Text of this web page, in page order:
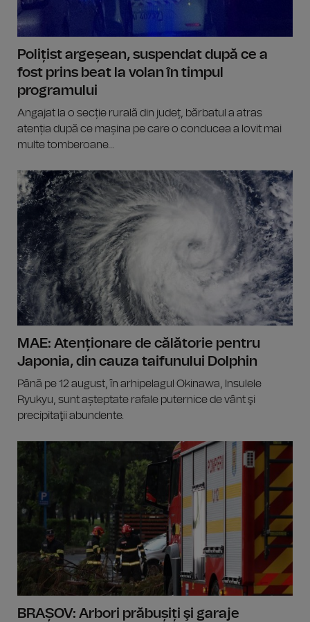
Polițist argeșean, suspendat după ce a
fost prins beat la volan în timpul
programului
Angajat la o secție rurală din județ, bărbatul a atras
atenția după ce mașina pe care o conducea a lovit mai
multe tomberoane...
MAE: Atenționare de călătorie pentru
Japonia, din cauza taifunului Dolphin
Până pe 12 august, în arhipelagul Okinawa, Insulele
Ryukyu, sunt așteptate rafale puternice de vânt şi
precipitaţii abundente.
BRAȘOV: Arbori prăbușiți şi garaje